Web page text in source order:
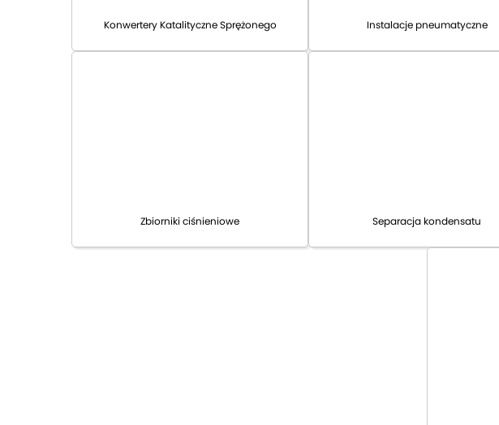
Konwertery Katalityczne Sprężonego
Instalacje pneumatyczne
Zbiorniki ciśnieniowe Separacja kondensatu